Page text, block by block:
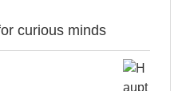
curious minds